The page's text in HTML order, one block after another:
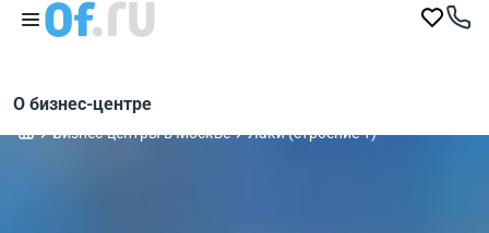
О бизнес-центре
Бизнес-центры в Москве Лаки (строение 1)